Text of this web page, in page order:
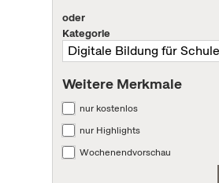
oder
Kategorie
Weitere Merkmale
nur kostenlos
nur Highlights
Wochenendvorschau